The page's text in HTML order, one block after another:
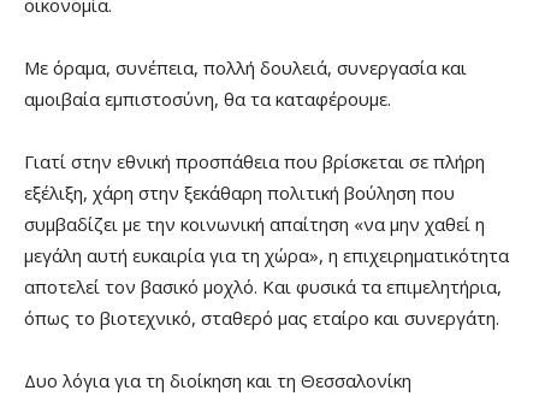
οικονομία.
Με όραμα, συνέπεια, πολλή δουλειά, συνεργασία και
αμοιβαία εμπιστοσύνη, θα τα καταφέρουμε.
Γιατί στην εθνική προσπάθεια που βρίσκεται σε πλήρη
εξέλιξη, χάρη στην ξεκάθαρη πολιτική βούληση που
συμβαδίζει με την κοινωνική απαίτηση «να μην χαθεί η
μεγάλη αυτή ευκαιρία για τη χώρα», η επιχειρηματικότητα
αποτελεί τον βασικό μοχλό. Και φυσικά τα επιμελητήρια,
όπως το βιοτεχνικό, σταθερό μας εταίρο και συνεργάτη.
Δυο λόγια για τη διοίκηση και τη Θεσσαλονίκη